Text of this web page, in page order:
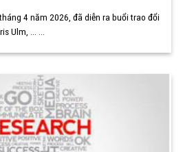
4 năm 2026, đã diễn ra buổi trao đổi
Ulm, ... ...